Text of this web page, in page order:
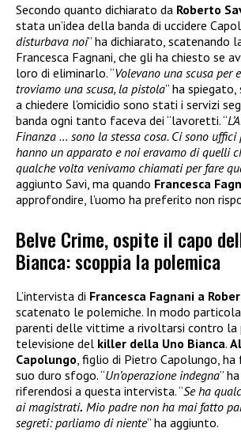
Secondo quanto dichiarato da Roberto
stata un’idea della banda di uccidere
disturbava noi” ha dichiarato, scatenando
Francesca Fagnani, che gli ha chiesto se
loro di eliminarlo. “Volevano una scusa per
troviamo una scusa, la pistola” ha
a chiedere l’omicidio sono stati i servizi
banda ogni tanto faceva dei “lavoretti. “
Finanza … sono la stessa cosa. Ci sono
hanno un apparato e noi eravamo di quelli
qualche volta venivamo chiamati per fare
aggiunto Savi, ma quando Francesca
approfondire, l’uomo ha preferito non
Belve Crime, ospite il capo
Bianca: scoppia la polemica
L’intervista di Francesca Fagnani a
scatenato le polemiche. In modo
parenti delle vittime a rivoltarsi contro la
televisione del killer della Uno Bianca.
Capolungo, figlio di Pietro Capolungo,
suo duro sfogo. “Un’operazione indegna”
riferendosi a questa intervista. “Se ha
ai magistrati. Mio padre non ha mai fatto
segreti: parliamo di niente” ha aggiunto.